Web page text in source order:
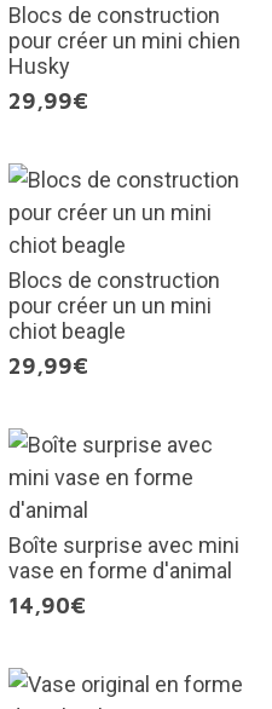
Blocs de construction
pour créer un mini chien
Husky
29,99€
Blocs de construction
pour créer un un mini
chiot beagle
29,99€
Boîte surprise avec mini
vase en forme d'animal
14,90€